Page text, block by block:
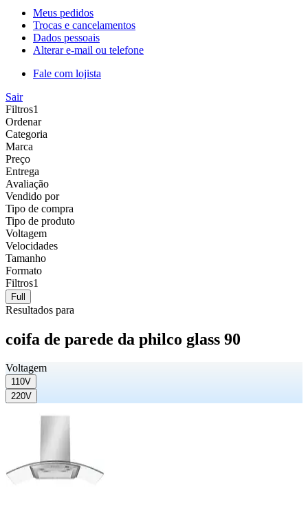
Meus pedidos
Trocas e cancelamentos
Dados pessoais
Alterar e-mail ou telefone
Fale com lojista
Sair
Filtros1
Ordenar
Categoria
Marca
Preço
Entrega
Avaliação
Vendido por
Tipo de compra
Tipo de produto
Voltagem
Velocidades
Tamanho
Formato
Filtros1
Full
Resultados para
coifa de parede da philco glass 90
Voltagem
110V
220V